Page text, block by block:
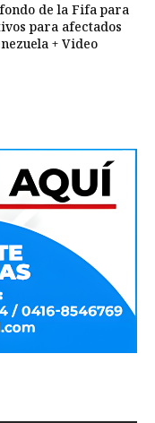
de la Fifa para
para afectados
+ Video